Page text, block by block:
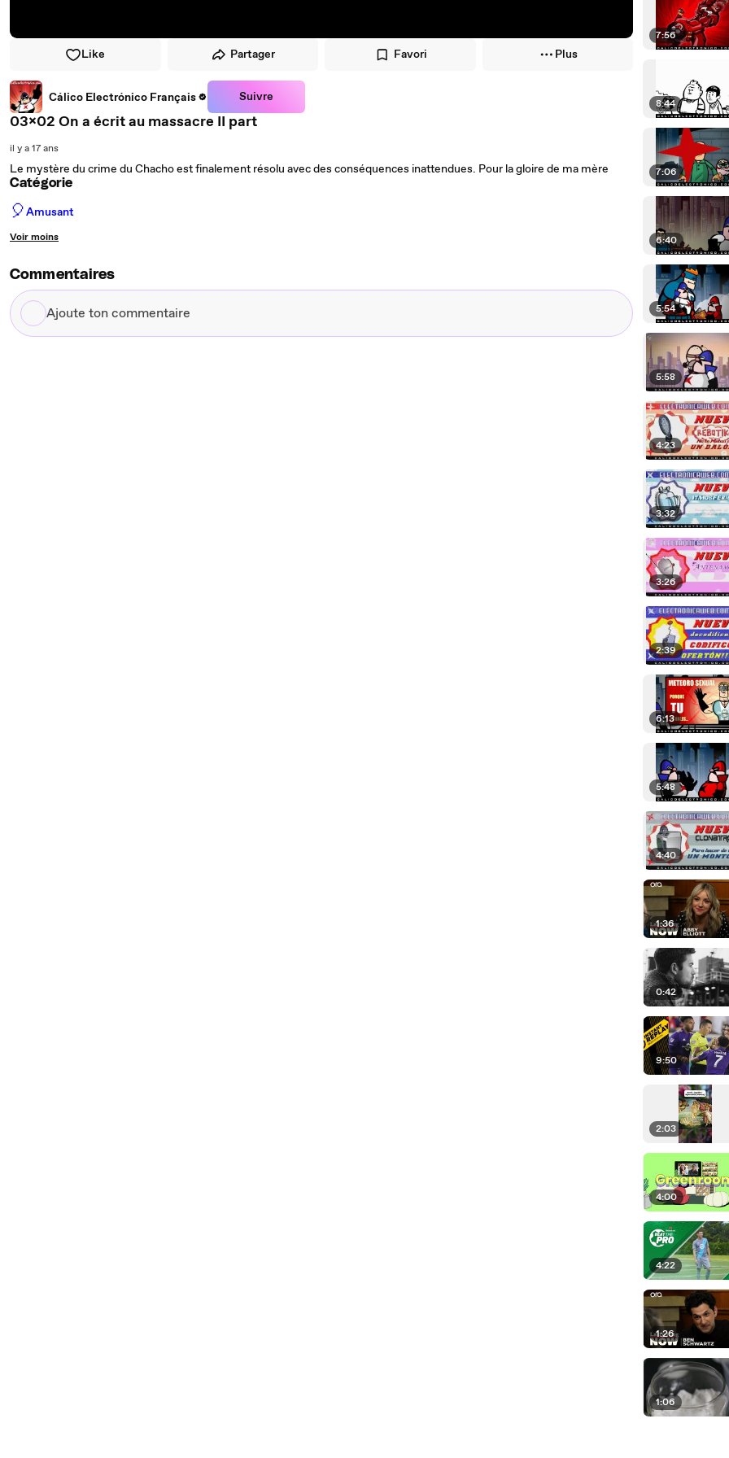
Like Partager Favori Plus
Cálico Electrónico Français Suivre
03x02 On a écrit au massacre II part
il y a 17 ans
Le mystère du crime du Chacho est finalement résolu avec des conséquences inattendues. Pour la gloire de ma mère
Catégorie
🎈Amusant
Voir moins
Commentaires
Ajoute
ton
7:56
8:44
7:06
6:40
5:54
5:58
4:23
3:32
3:26
2:39
6:13
5:48
4:40
1:36
0:42
9:50
2:03
4:00
4:22
1:26
1:06